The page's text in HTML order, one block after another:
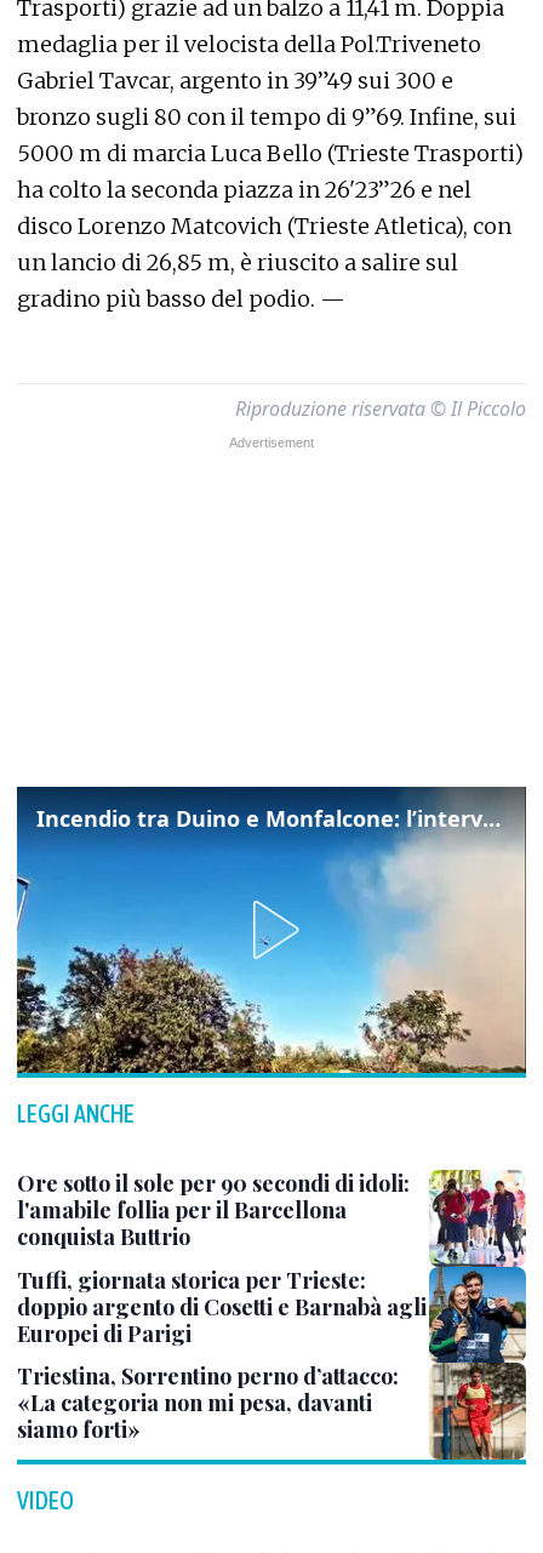
Trasporti) grazie ad un balzo a 11,41 m. Doppia
medaglia per il velocista della Pol.Triveneto
Gabriel Tavcar, argento in 39”49 sui 300 e
bronzo sugli 80 con il tempo di 9”69. Infine, sui
5000 m di marcia Luca Bello (Trieste Trasporti)
ha colto la seconda piazza in 26'23”26 e nel
disco Lorenzo Matcovich (Trieste Atletica), con
un lancio di 26,85 m, è riuscito a salire sul
gradino più basso del podio. —
Riproduzione riservata © Il Piccolo
Incendio tra Duino e Monfalcone: l’intervento dei vigili del fuoco
LEGGI ANCHE
Ore sotto il sole per 90 secondi di idoli:
l'amabile follia per il Barcellona
conquista Buttrio
Tuffi, giornata storica per Trieste:
doppio argento di Cosetti e Barnabà agli
Europei di Parigi
Triestina, Sorrentino perno d’attacco:
«La categoria non mi pesa, davanti
siamo forti»
VIDEO